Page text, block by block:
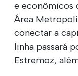
e econômicos
Área
conectar a
linha passará
Estremoz,